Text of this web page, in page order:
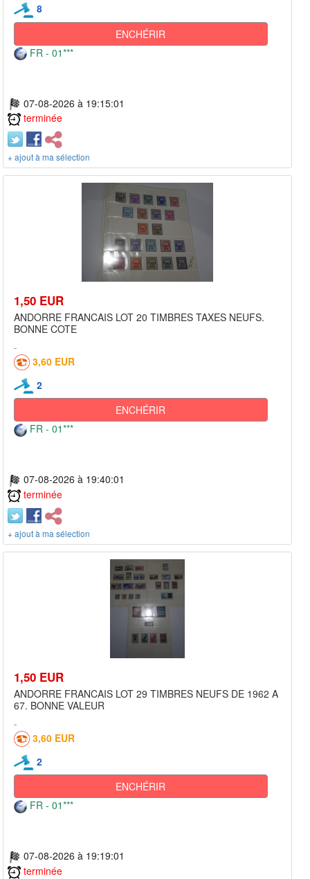
8
ENCHÉRIR
FR - 01***
07-08-2026 à 19:15:01
terminée
+ ajout à ma sélection
1,50 EUR
ANDORRE FRANCAIS LOT 20 TIMBRES TAXES NEUFS.
BONNE COTE
3,60 EUR
2
ENCHÉRIR
FR - 01***
07-08-2026 à 19:40:01
terminée
+ ajout à ma sélection
1,50 EUR
ANDORRE FRANCAIS LOT 29 TIMBRES NEUFS DE 1962 A
67. BONNE VALEUR
3,60 EUR
2
ENCHÉRIR
FR - 01***
07-08-2026 à 19:19:01
terminée